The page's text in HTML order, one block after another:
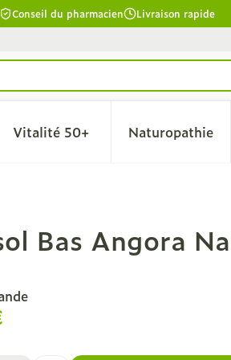
Conseil du pharmacien Livraison rapide
et hygièneRégime, alimentation &
menu pour la catégorie
Vitalité 50+Afficher le sous-menu pour
Naturopathie
Afficher
Bas Angora